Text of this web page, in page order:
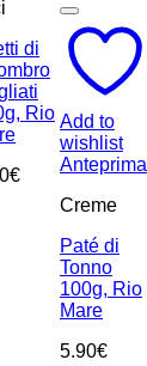
di
Rio
€
Add to
wishlist
Anteprima
Creme
Paté di
Tonno
100g, Rio
Mare
5.90€